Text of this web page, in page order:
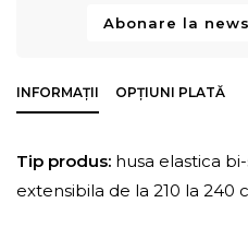
Abonare la
INFORMAȚII OPȚIUNI PLATĂ
Tip produs: husa elastica
extensibila de la 210 la 240